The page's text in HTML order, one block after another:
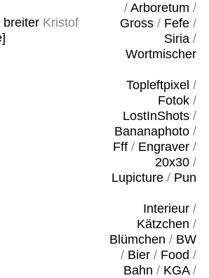
/ Arboretum /
Gross/ Fefe/
Siria/
Wortmischer
Topleftpixel /
Fotok/
LostInShots/
Bananaphoto/
Fff/ Engraver/
20x30/
Lupicture/ Pun
Interieur/
Kätzchen /
Blümchen / BW
/ Bier/ Food /
Bahn / KGA/
breiter Kristof